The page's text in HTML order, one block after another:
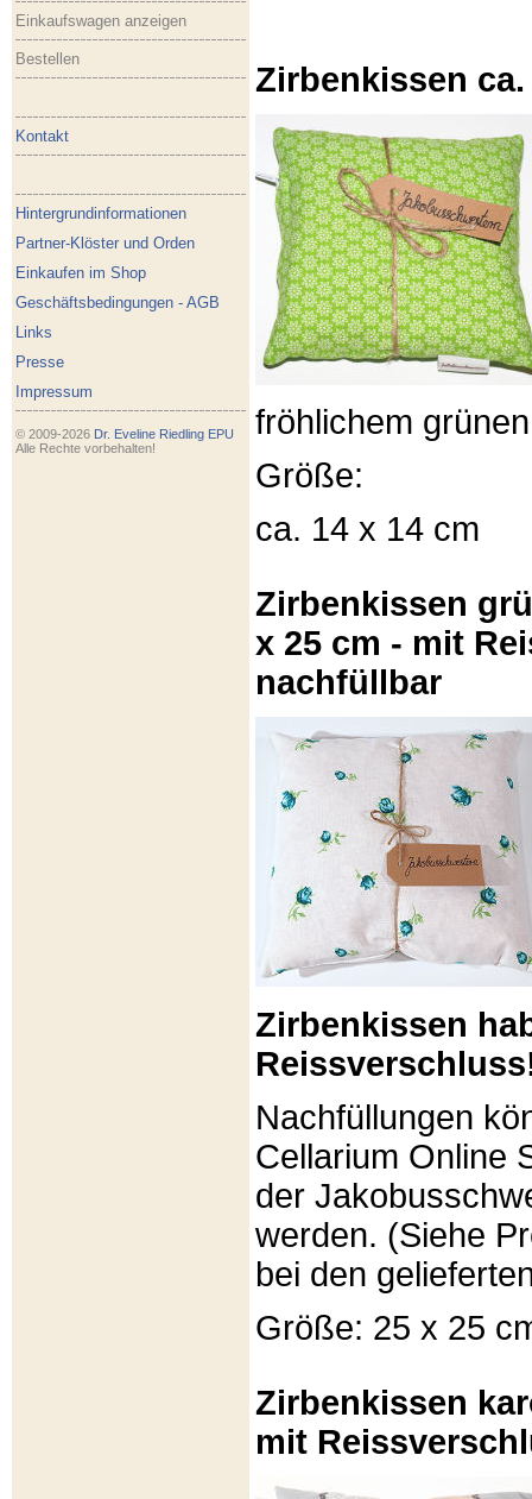
Einkaufswagen anzeigen
Bestellen
Kontakt
Hintergrundinformationen
Partner-Klöster und Orden
Einkaufen im Shop
Geschäftsbedingungen - AGB
Links
Presse
Impressum
© 2009-2026 Dr. Eveline Riedling EPU
Alle Rechte vorbehalten!
Zirbenkissen
fröhlichem
Größe:
ca. 14 x 14 cm
Zirbenkissen
x 25 cm - mit
nachfüllbar
Zirbenkissen
Nachfüllungen
Cellarium Online
der
werden. (Siehe
bei den
Größe: 25 x 25
Zirbenkissen
mit